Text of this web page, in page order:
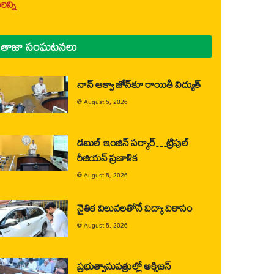
తాజా సంఘటనలు
నాన్ ఆక్వా జోన్‌కూ రాయితీ విద్యుత్
@August 5, 2026
డబుల్ ఇంజిన్ సర్కార్…ట్రిపుల్
రీజియన్ ప్రణాళిక
@August 5, 2026
నైతిక విలువలతోనే విద్యా వికాసం
@August 5, 2026
ప్రభుత్వాసుపత్రుల్లో ఆక్సిజన్